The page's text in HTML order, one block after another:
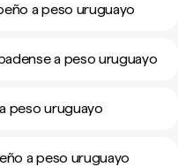
a peso uruguayo
a peso uruguayo
peso uruguayo
a peso uruguayo